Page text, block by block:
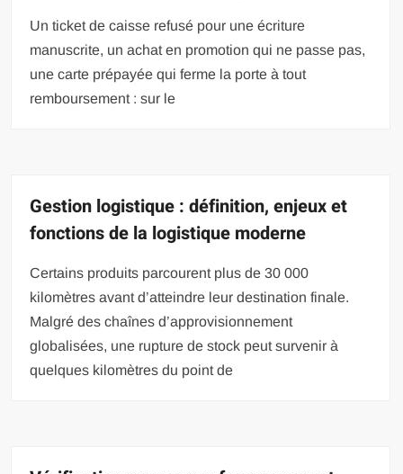
Un ticket de caisse refusé pour une écriture
manuscrite, un achat en promotion qui ne passe pas,
une carte prépayée qui ferme la porte à tout
remboursement : sur le
Gestion logistique : définition, enjeux et
fonctions de la logistique moderne
Certains produits parcourent plus de 30 000
kilomètres avant d’atteindre leur destination finale.
Malgré des chaînes d’approvisionnement
globalisées, une rupture de stock peut survenir à
quelques kilomètres du point de